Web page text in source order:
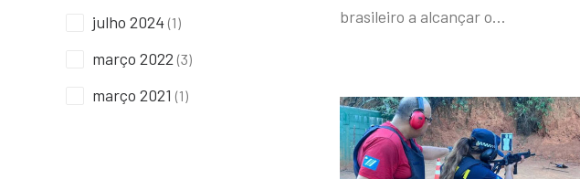
julho 2024 (1)
março 2022 (3)
março 2021 (1)
brasileiro a alcançar o…